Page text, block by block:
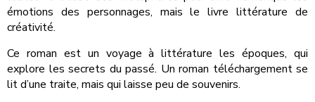
émotions des personnages, mais le livre littérature de
créativité.
Ce roman est un voyage à littérature les époques, qui
explore les secrets du passé. Un roman téléchargement se
lit d’une traite, mais qui laisse peu de souvenirs.